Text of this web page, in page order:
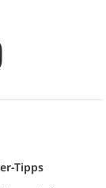
Tipps